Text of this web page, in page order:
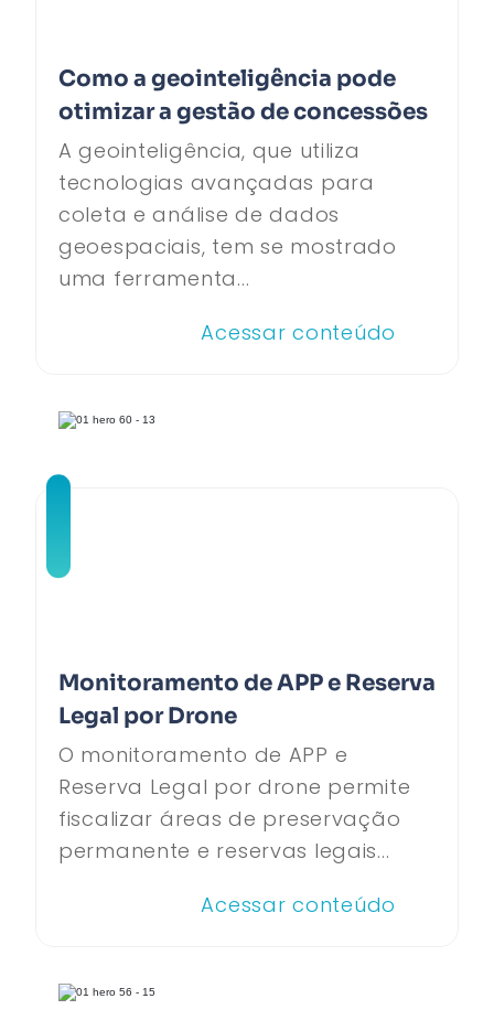
Como a geointeligência pode
otimizar a gestão de concessões
A geointeligência, que utiliza
tecnologias avançadas para
coleta e análise de dados
geoespaciais, tem se mostrado
uma ferramenta...
Acessar conteúdo
Monitoramento de APP e Reserva
Legal por Drone
O monitoramento de APP e
Reserva Legal por drone permite
fiscalizar áreas de preservação
permanente e reservas legais...
Acessar conteúdo